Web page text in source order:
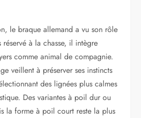
le braque allemand a vu son rôle
à la chasse, il intègre
comme animal de compagnie.
veillent à préserver ses instincts
des lignées plus calmes
Des variantes à poil dur ou
la forme à poil court reste la plus